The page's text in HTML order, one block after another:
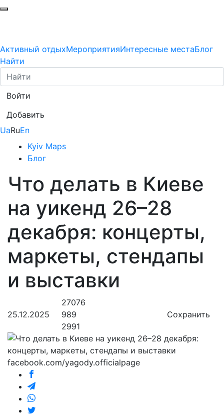
Активный отдыхМероприятияИнтересные местаБлог
Найти
Войти
Добавить
UaRuEn
Kyiv Maps
Блог
Что делать в Киеве
на уикенд 26–28
декабря: концерты,
маркеты, стендапы
и выставки
25.12.2025
27076
989
2991
Сохранить
facebook.com/yagody.officialpage